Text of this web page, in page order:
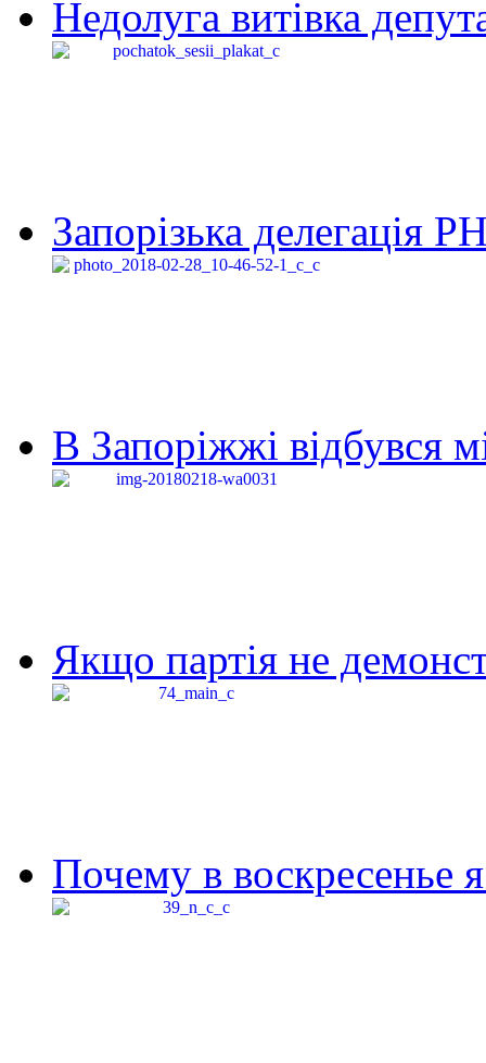
Недолуга витівка
Запорізька делегація
В Запоріжжі відбувся
Якщо партія не
Почему в воскресенье